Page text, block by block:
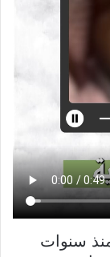
سنوات